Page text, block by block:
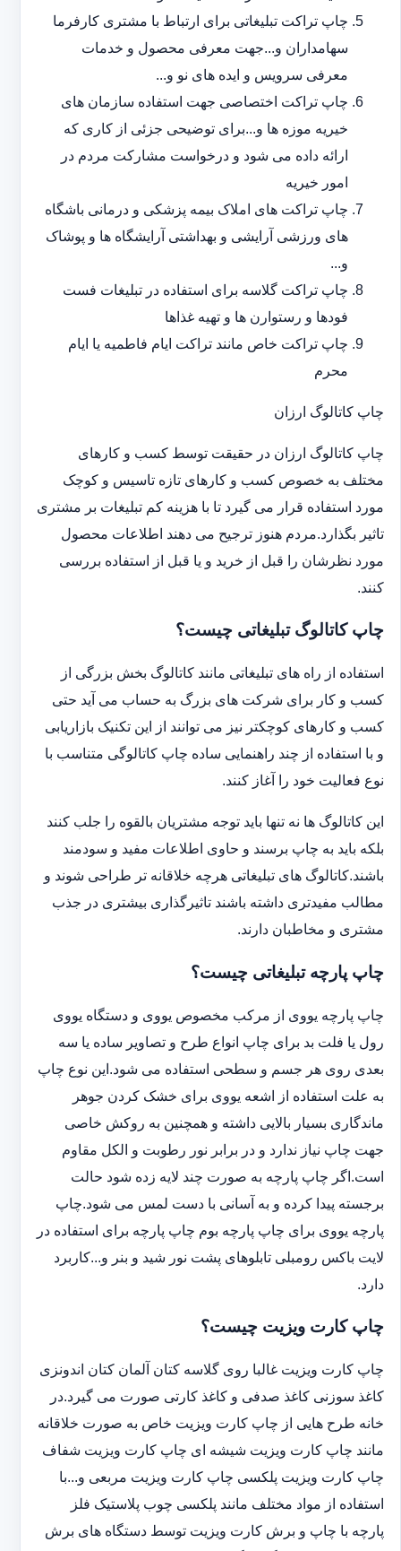
چاپ تراکت تبلیغاتی برای ارتباط با مشتری کارفرما
سهامداران و...جهت معرفی محصول و خدمات
معرفی سرویس و ایده های نو و...
چاپ تراکت اختصاصی جهت استفاده سازمان های
خیریه موزه ها و...برای توضیحی جزئی از کاری که
ارائه داده می شود و درخواست مشارکت مردم در
امور خیریه
چاپ تراکت های املاک بیمه پزشکی و درمانی باشگاه
های ورزشی آرایشی و بهداشتی آرایشگاه ها و پوشاک
و...
چاپ تراکت گلاسه برای استفاده در تبلیغات فست
فودها و رستوارن ها و تهیه غذاها
چاپ تراکت خاص مانند تراکت ایام فاطمیه یا ایام
محرم
چاپ کاتالوگ ارزان
چاپ کاتالوگ ارزان در حقیقت توسط کسب و کارهای
مختلف به خصوص کسب و کارهای تازه تاسیس و کوچک
مورد استفاده قرار می گیرد تا با هزینه کم تبلیغات بر مشتری
تاثیر بگذارد.مردم هنوز ترجیح می دهند اطلاعات محصول
مورد نظرشان را قبل از خرید و یا قبل از استفاده بررسی
کنند.
چاپ کاتالوگ تبلیغاتی چیست؟
استفاده از راه های تبلیغاتی مانند کاتالوگ بخش بزرگی از
کسب و کار برای شرکت های بزرگ به حساب می آید حتی
کسب و کارهای کوچکتر نیز می توانند از این تکنیک بازاریابی
و با استفاده از چند راهنمایی ساده چاپ کاتالوگی متناسب با
نوع فعالیت خود را آغاز کنند.
این کاتالوگ ها نه تنها باید توجه مشتریان بالقوه را جلب کنند
بلکه باید به چاپ برسند و حاوی اطلاعات مفید و سودمند
باشند.کاتالوگ های تبلیغاتی هرچه خلاقانه تر طراحی شوند و
مطالب مفیدتری داشته باشند تاثیرگذاری بیشتری در جذب
مشتری و مخاطبان دارند.
چاپ پارچه تبلیغاتی چیست؟
چاپ پارچه یووی از مرکب مخصوص یووی و دستگاه یووی
رول یا فلت بد برای چاپ انواع طرح و تصاویر ساده یا سه
بعدی روی هر جسم و سطحی استفاده می شود.این نوع چاپ
به علت استفاده از اشعه یووی برای خشک کردن جوهر
ماندگاری بسیار بالایی داشته و همچنین به روکش خاصی
جهت چاپ نیاز ندارد و در برابر نور رطوبت و الکل مقاوم
است.اگر چاپ پارچه به صورت چند لایه زده شود حالت
برجسته پیدا کرده و به آسانی با دست لمس می شود.چاپ
پارچه یووی برای چاپ پارچه بوم چاپ پارچه برای استفاده در
لایت باکس رومبلی تابلوهای پشت نور شید و بنر و...کاربرد
دارد.
چاپ کارت ویزیت چیست؟
چاپ کارت ویزیت غالبا روی گلاسه کتان آلمان کتان اندونزی
کاغذ سوزنی کاغذ صدفی و کاغذ کارتی صورت می گیرد.در
خانه طرح هایی از چاپ کارت ویزیت خاص به صورت خلاقانه
مانند چاپ کارت ویزیت شیشه ای چاپ کارت ویزیت شفاف
چاپ کارت ویزیت پلکسی چاپ کارت ویزیت مربعی و...با
استفاده از مواد مختلف مانند پلکسی چوب پلاستیک فلز
پارچه با چاپ و برش کارت ویزیت توسط دستگاه های برش